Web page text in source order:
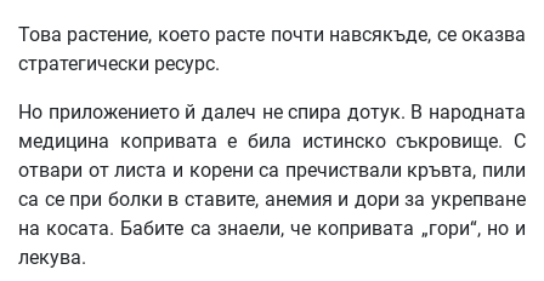
Това растение, което расте почти навсякъде, се оказва
стратегически ресурс.
Но приложението й далеч не спира дотук. В народната
медицина копривата е била истинско съкровище. С
отвари от листа и корени са пречиствали кръвта, пили
са се при болки в ставите, анемия и дори за укрепване
на косата. Бабите са знаели, че копривата „гори“, но и
лекува.